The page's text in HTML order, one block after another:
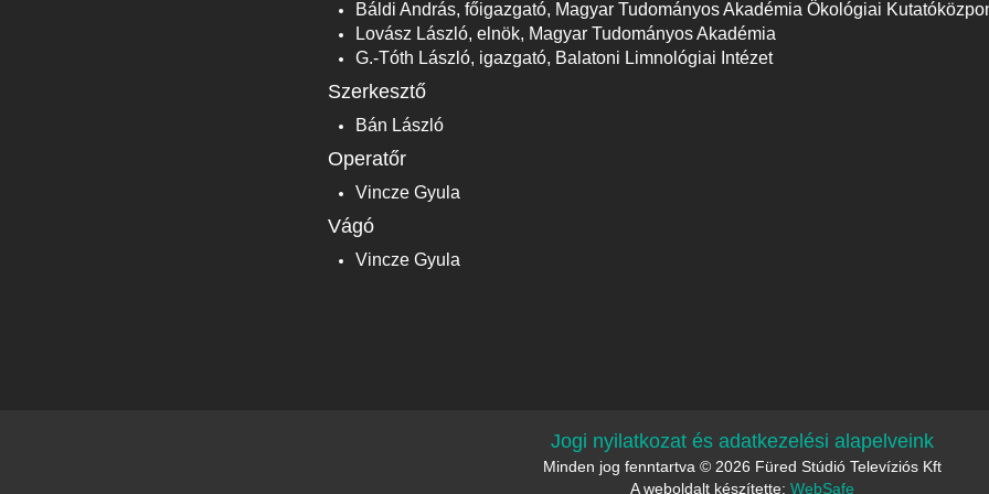
Báldi András, főigazgató, Magyar Tudományos Akadémia Ökológiai
Lovász László, elnök, Magyar Tudományos Akadémia
G.-Tóth László, igazgató, Balatoni Limnológiai Intézet
Szerkesztő
Bán László
Operatőr
Vincze Gyula
Vágó
Vincze Gyula
Jogi nyilatkozat és adatkezelési alapelveink
Minden jog fenntartva © 2026 Füred Stúdió Televíziós Kft
A weboldalt készítette: WebSafe